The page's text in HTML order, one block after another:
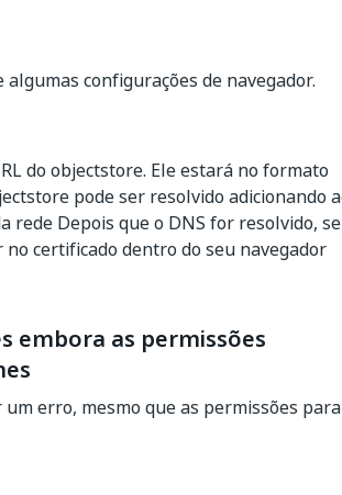
configurações de navegador.
do objectstore. Ele estará no formato
pode ser resolvido adicionando
rede Depois que o DNS for resolvido,
certificado dentro do seu navegador
embora as permissões
erro, mesmo que as permissões para